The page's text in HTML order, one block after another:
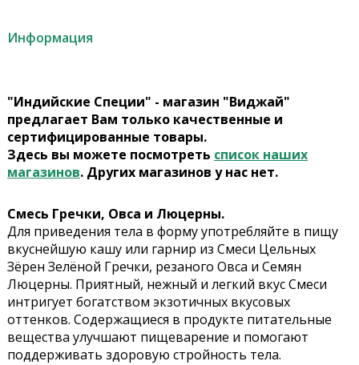
Информация
"Индийские Специи" - магазин "Виджай"
предлагает Вам только качественные и
сертифицированные товары.
Здесь вы можете посмотреть список наших
магазинов. Других магазинов у нас нет.
Смесь Гречки, Овса и Люцерны.
Для приведения тела в форму употребляйте в пищу
вкуснейшую кашу или гарнир из Смеси Цельных
Зёрен Зелёной Гречки, резаного Овса и Семян
Люцерны. Приятный, нежный и легкий вкус Смеси
интригует богатством экзотичных вкусовых
оттенков. Содержащиеся в продукте питательные
вещества улучшают пищеварение и помогают
поддерживать здоровую стройность тела.